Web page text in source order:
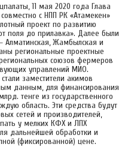
11 мая 2020 года Глава
с НПП РК «Атамекен»
проект по развитию
поля до прилавка». Далее были
Алматинская, Жамбылская и
региональные проектные
союзов фермеров
управлений МИО.
заместители акимов
данным, для финансирования
тенге из государственного
область. Эти средства будут
сетей и производителей,
у мелких КФХ и ЛПХ
дальнейшей обработки и
(фиксированной) цене.